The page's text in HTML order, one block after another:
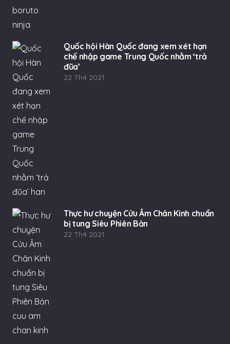
Quốc hội Hàn Quốc đang xem xét hạn
chế nhập game Trung Quốc nhằm ‘trả
đũa’
22 Th4 2021
Thực hư chuyện Cửu Âm Chân Kinh chuẩn
bị tung Siêu Phiên Bản
22 Th4 2021